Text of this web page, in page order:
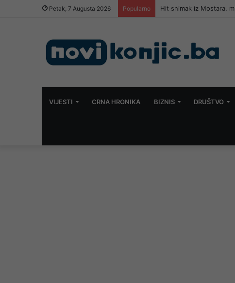
Petak, 7 Augusta 2026 Popularno Hit snimak iz Mostara,
VIJESTI CRNA HRONIKA BIZNIS DRUŠTVO